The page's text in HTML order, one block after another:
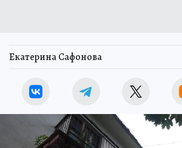
Екатерина Сафонова